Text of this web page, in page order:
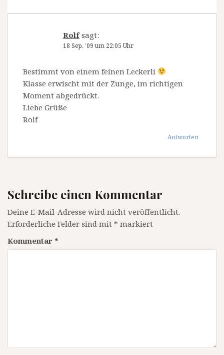
Rolf sagt:
18 Sep. ’09 um 22:05 Uhr
Bestimmt von einem feinen Leckerli
Klasse erwischt mit der Zunge, im richtigen
Moment abgedrückt.
Liebe Grüße
Rolf
Antworten
Schreibe einen Kommentar
Deine E-Mail-Adresse wird nicht veröffentlicht.
Erforderliche Felder sind mit * markiert
Kommentar *